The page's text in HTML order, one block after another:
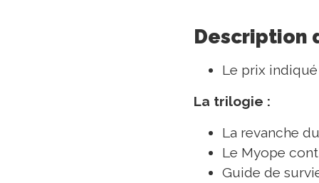
Description
Le prix
La trilogie :
La revanche
Le Myope
Guide de